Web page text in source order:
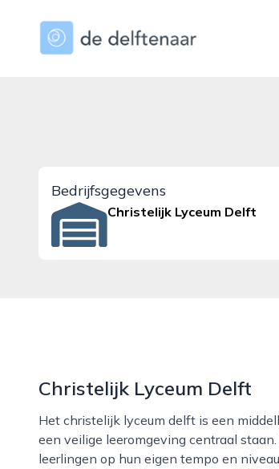
dedelftenaar.nl
Bedrijfsgegevens
Christelijk Lyceum Delft
Christelijk Lyceum Delft
Het christelijk lyceum delft is een middelbare school in de stad delft waar persoonlijke aandacht en
een veilige leeromgeving centraal
leerlingen op hun eigen tempo en